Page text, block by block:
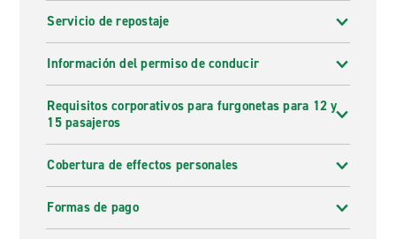
Servicio de repostaje
Información del permiso de conducir
Requisitos corporativos para furgonetas para 12 y
15 pasajeros
Cobertura de effectos personales
Formas de pago